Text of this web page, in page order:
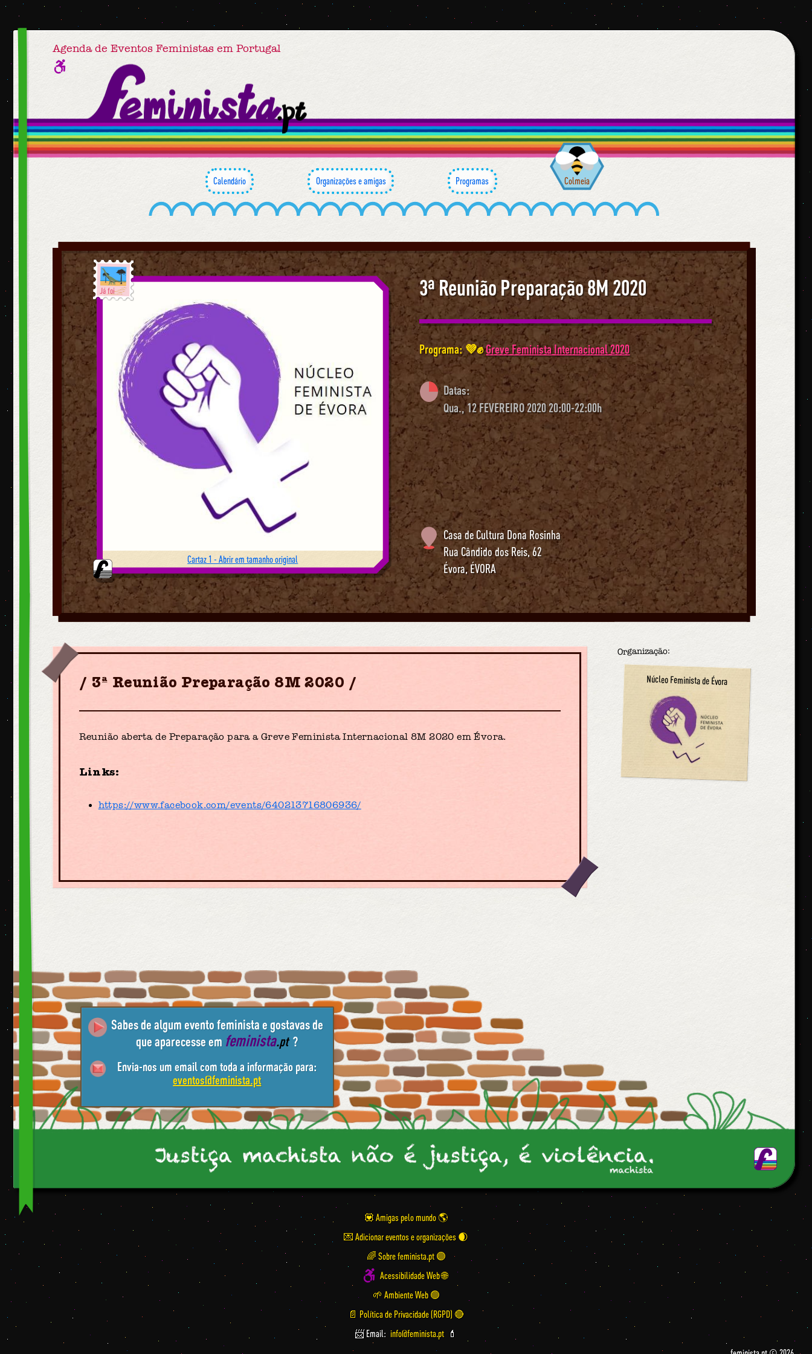
Agenda de Eventos Feministas em Portugal
Calendário Organizações e amigas Programas Colmeia
3ª Reunião Preparação 8M 2020
Programa: 💜✊Greve Feminista Internacional 2020
Datas:
Qua., 12 FEVEREIRO 2020 20:00-22:00h
Casa de Cultura Dona Rosinha
Rua Cândido dos Reis, 62
Évora,ÉVORA
Já foi
Cartaz 1 - Abrir em tamanho original
3ª Reunião Preparação 8M 2020
Reunião aberta de Preparação para a Greve Feminista Internacional 8M 2020 em Évora.
Links:
https://www.facebook.com/events/640213716806936/
Organização:
Núcleo Feminista de Évora
Sabes de algum evento feminista e gostavas de
que aparecesse em feminista.pt ?
Envia-nos um email com toda a informação para:
eventos@feminista.pt
💟 Amigas pelo mundo
💌 Adicionar eventos e organizações
🌈 Sobre feminista.pt 🟣
Acessibilidade Web 🌐
🌱 Ambiente Web 🟢
📄 Política de Privacidade (RGPD) 🔴
📨 Email: info@feminista.pt 💄